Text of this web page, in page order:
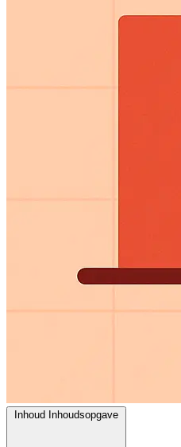
Inhoud Inhoudsopgave